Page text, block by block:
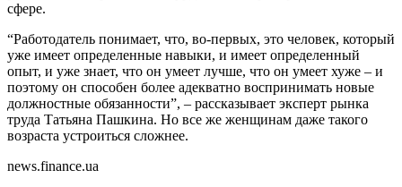
сфере.
“Работодатель понимает, что, во-первых, это человек, который
уже имеет определенные навыки, и имеет определенный
опыт, и уже знает, что он умеет лучше, что он умеет хуже – и
поэтому он способен более адекватно воспринимать новые
должностные обязанности”, – рассказывает эксперт рынка
труда Татьяна Пашкина. Но все же женщинам даже такого
возраста устроиться сложнее.
news.finance.ua